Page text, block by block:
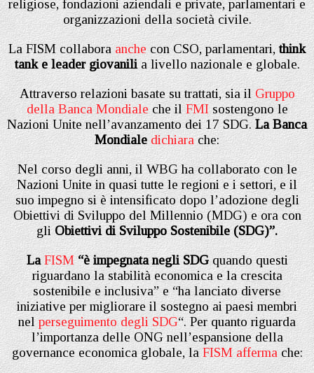
religiose, fondazioni aziendali e private, parlamentari e
organizzazioni della società civile.
La FISM collaboraanche con CSO, parlamentari,think
tank e leader giovanilia livello nazionale e globale.
Attraverso relazioni basate su trattati, sia ilGruppo
della Banca Mondiale che ilFMIsostengono le
Nazioni Unite nell’avanzamento dei 17 SDG.La Banca
Mondiale dichiarache:
Nel corso degli anni, il WBG ha collaborato con le
Nazioni Unite in quasi tutte le regioni e i settori, e il
suo impegno si è intensificato dopo l’adozione degli
Obiettivi di Sviluppo del Millennio (MDG) e ora con
gliObiettivi di Sviluppo Sostenibile (SDG)”.
La FISM “è impegnata negli SDGquando questi
riguardano la stabilità economica e la crescita
sostenibile e inclusiva” e “ha lanciato diverse
iniziative per migliorare il sostegno ai paesi membri
nelperseguimento degli SDG“. Per quanto riguarda
l’importanza delle ONG nell’espansione della
governance economica globale, laFISM affermache: